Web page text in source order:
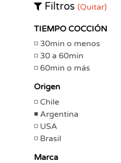
Filtros (Quitar)
TIEMPO COCCIÓN
30min o menos
30 a 60min
60min o más
Origen
Chile
Argentina
USA
Brasil
Marca